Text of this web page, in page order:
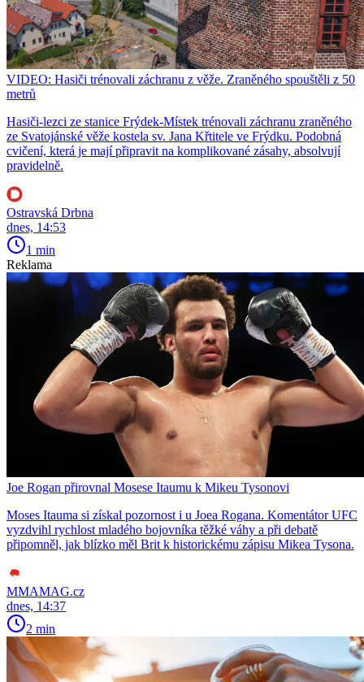
VIDEO: Hasiči trénovali záchranu z věže. Zraněného spouštěli z 50
metrů
Hasiči-lezci ze stanice Frýdek-Místek trénovali záchranu zraněného
ze Svatojánské věže kostela sv. Jana Křtitele ve Frýdku. Podobná
cvičení, která je mají připravit na komplikované zásahy, absolvují
pravidelně.
Ostravská Drbna
dnes, 14:53
1 min
Reklama
Joe Rogan přirovnal Mosese Itaumu k Mikeu Tysonovi
Moses Itauma si získal pozornost i u Joea Rogana. Komentátor UFC
vyzdvihl rychlost mladého bojovníka těžké váhy a při debatě
připomněl, jak blízko měl Brit k historickému zápisu Mikea Tysona.
MMAMAG.cz
dnes, 14:37
2 min